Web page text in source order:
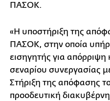
ΠΑΣΟΚ.
«Η υποστήριξη της
ΠΑΣΟΚ, στην οποία
εισηγητής για
σεναρίου συνεργασίας
Στήριξη της απόφασης
προοδευτική